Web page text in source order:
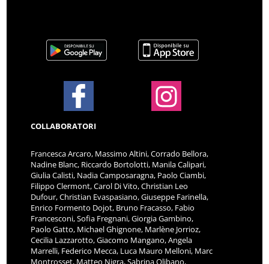
COLLABORATORI
Francesca Arcaro, Massimo Altini, Corrado Bellora,
Nadine Blanc, Riccardo Bortolotti, Manila Calipari,
Giulia Calisti, Nadia Camposaragna, Paolo Ciambi,
Filippo Clermont, Carol Di Vito, Christian Leo
Dufour, Christian Evaspasiano, Giuseppe Farinella,
Enrico Formento Dojot, Bruno Fracasso, Fabio
Francesconi, Sofia Fregnani, Giorgia Gambino,
Paolo Gatto, Michael Ghignone, Marlène Jorrioz,
Cecilia Lazzarotto, Giacomo Mangano, Angela
Marrelli, Federico Mecca, Luca Mauro Melloni, Marc
Montrosset, Matteo Nigra, Sabrina Olibano,